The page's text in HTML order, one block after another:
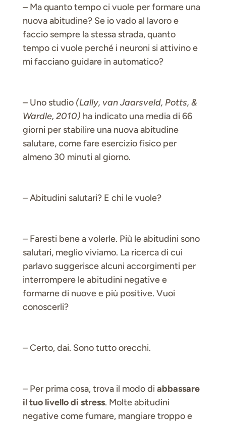
– Ma quanto tempo ci vuole per formare una
nuova abitudine? Se io vado al lavoro e
faccio sempre la stessa strada, quanto
tempo ci vuole perché i neuroni si attivino e
mi facciano guidare in automatico?
– Uno studio (Lally, van Jaarsveld, Potts, &
Wardle, 2010) ha indicato una media di 66
giorni per stabilire una nuova abitudine
salutare, come fare esercizio fisico per
almeno 30 minuti al giorno.
– Abitudini salutari? E chi le vuole?
– Faresti bene a volerle. Più le abitudini sono
salutari, meglio viviamo. La ricerca di cui
parlavo suggerisce alcuni accorgimenti per
interrompere le abitudini negative e
formarne di nuove e più positive. Vuoi
conoscerli?
– Certo, dai. Sono tutto orecchi.
– Per prima cosa, trova il modo di abbassare
il tuo livello di stress. Molte abitudini
negative come fumare, mangiare troppo e